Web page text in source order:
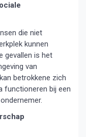
die niet
kunnen
gevallen is het
van
betrokkene zich
functioneren bij een